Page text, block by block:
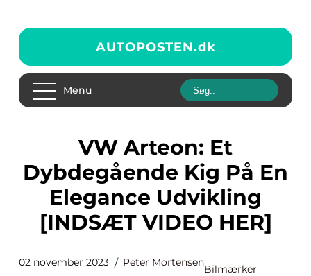
AUTOPOSTEN.dk
Menu
VW Arteon: Et
Dybdegående Kig På En
Elegance Udvikling
[INDSÆT VIDEO HER]
02 november 2023 Peter Mortensen
Bilmærker